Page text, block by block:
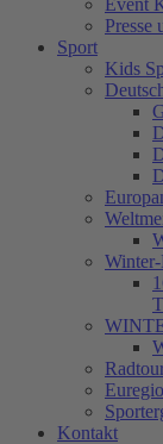
Event
Presse
Sport
Kids
Winter-
Kontakt